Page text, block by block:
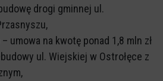
drogi gminnej ul.
– umowa na kwotę ponad 1,8 mln zł
ul. Wiejskiej w Ostrołęce z